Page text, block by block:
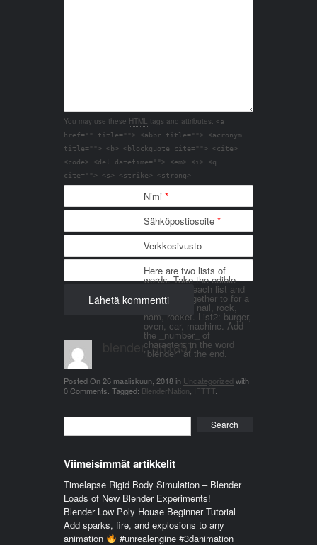
You may use these HTML tags and attributes: <a
href="" title=""> <abbr title=""> <acronym
title=""> <b> <blockquote cite=""> <cite>
<code> <del datetime=""> <em> <i> <q
cite=""> <s> <strike> <strong>
Nimi *
Sähköpostiosoite *
Verkkosivusto
Here are two lists of
words. Take the edible
things from each list and
join them together to for a
word. List 1: nail, rock,
ham, rocket. List2: burger,
oven, car, machine. Add
the _number_ of
characters in the word
"blender" at the end.
blender_3n1857
Posted On26 maaliskuun, 2018in Uncategorized with
0 Comments Tagged: BlenderNation IFTTT
Viimeisimmät artikkelit
Timelapse Rigid Body Simulation – Blender
Loads of New Blender Experiments!
Blender Low Poly House Beginner Tutorial
Add sparks, fire, and explosions to any
animation
#unrealengine #3danimation